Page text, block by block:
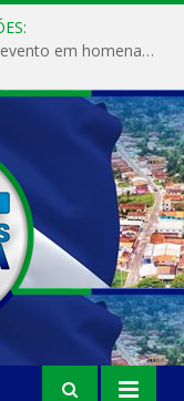
Prefeitura de Magalhães Barata realiza evento em homenagem ao Dia Internacional da Mulher